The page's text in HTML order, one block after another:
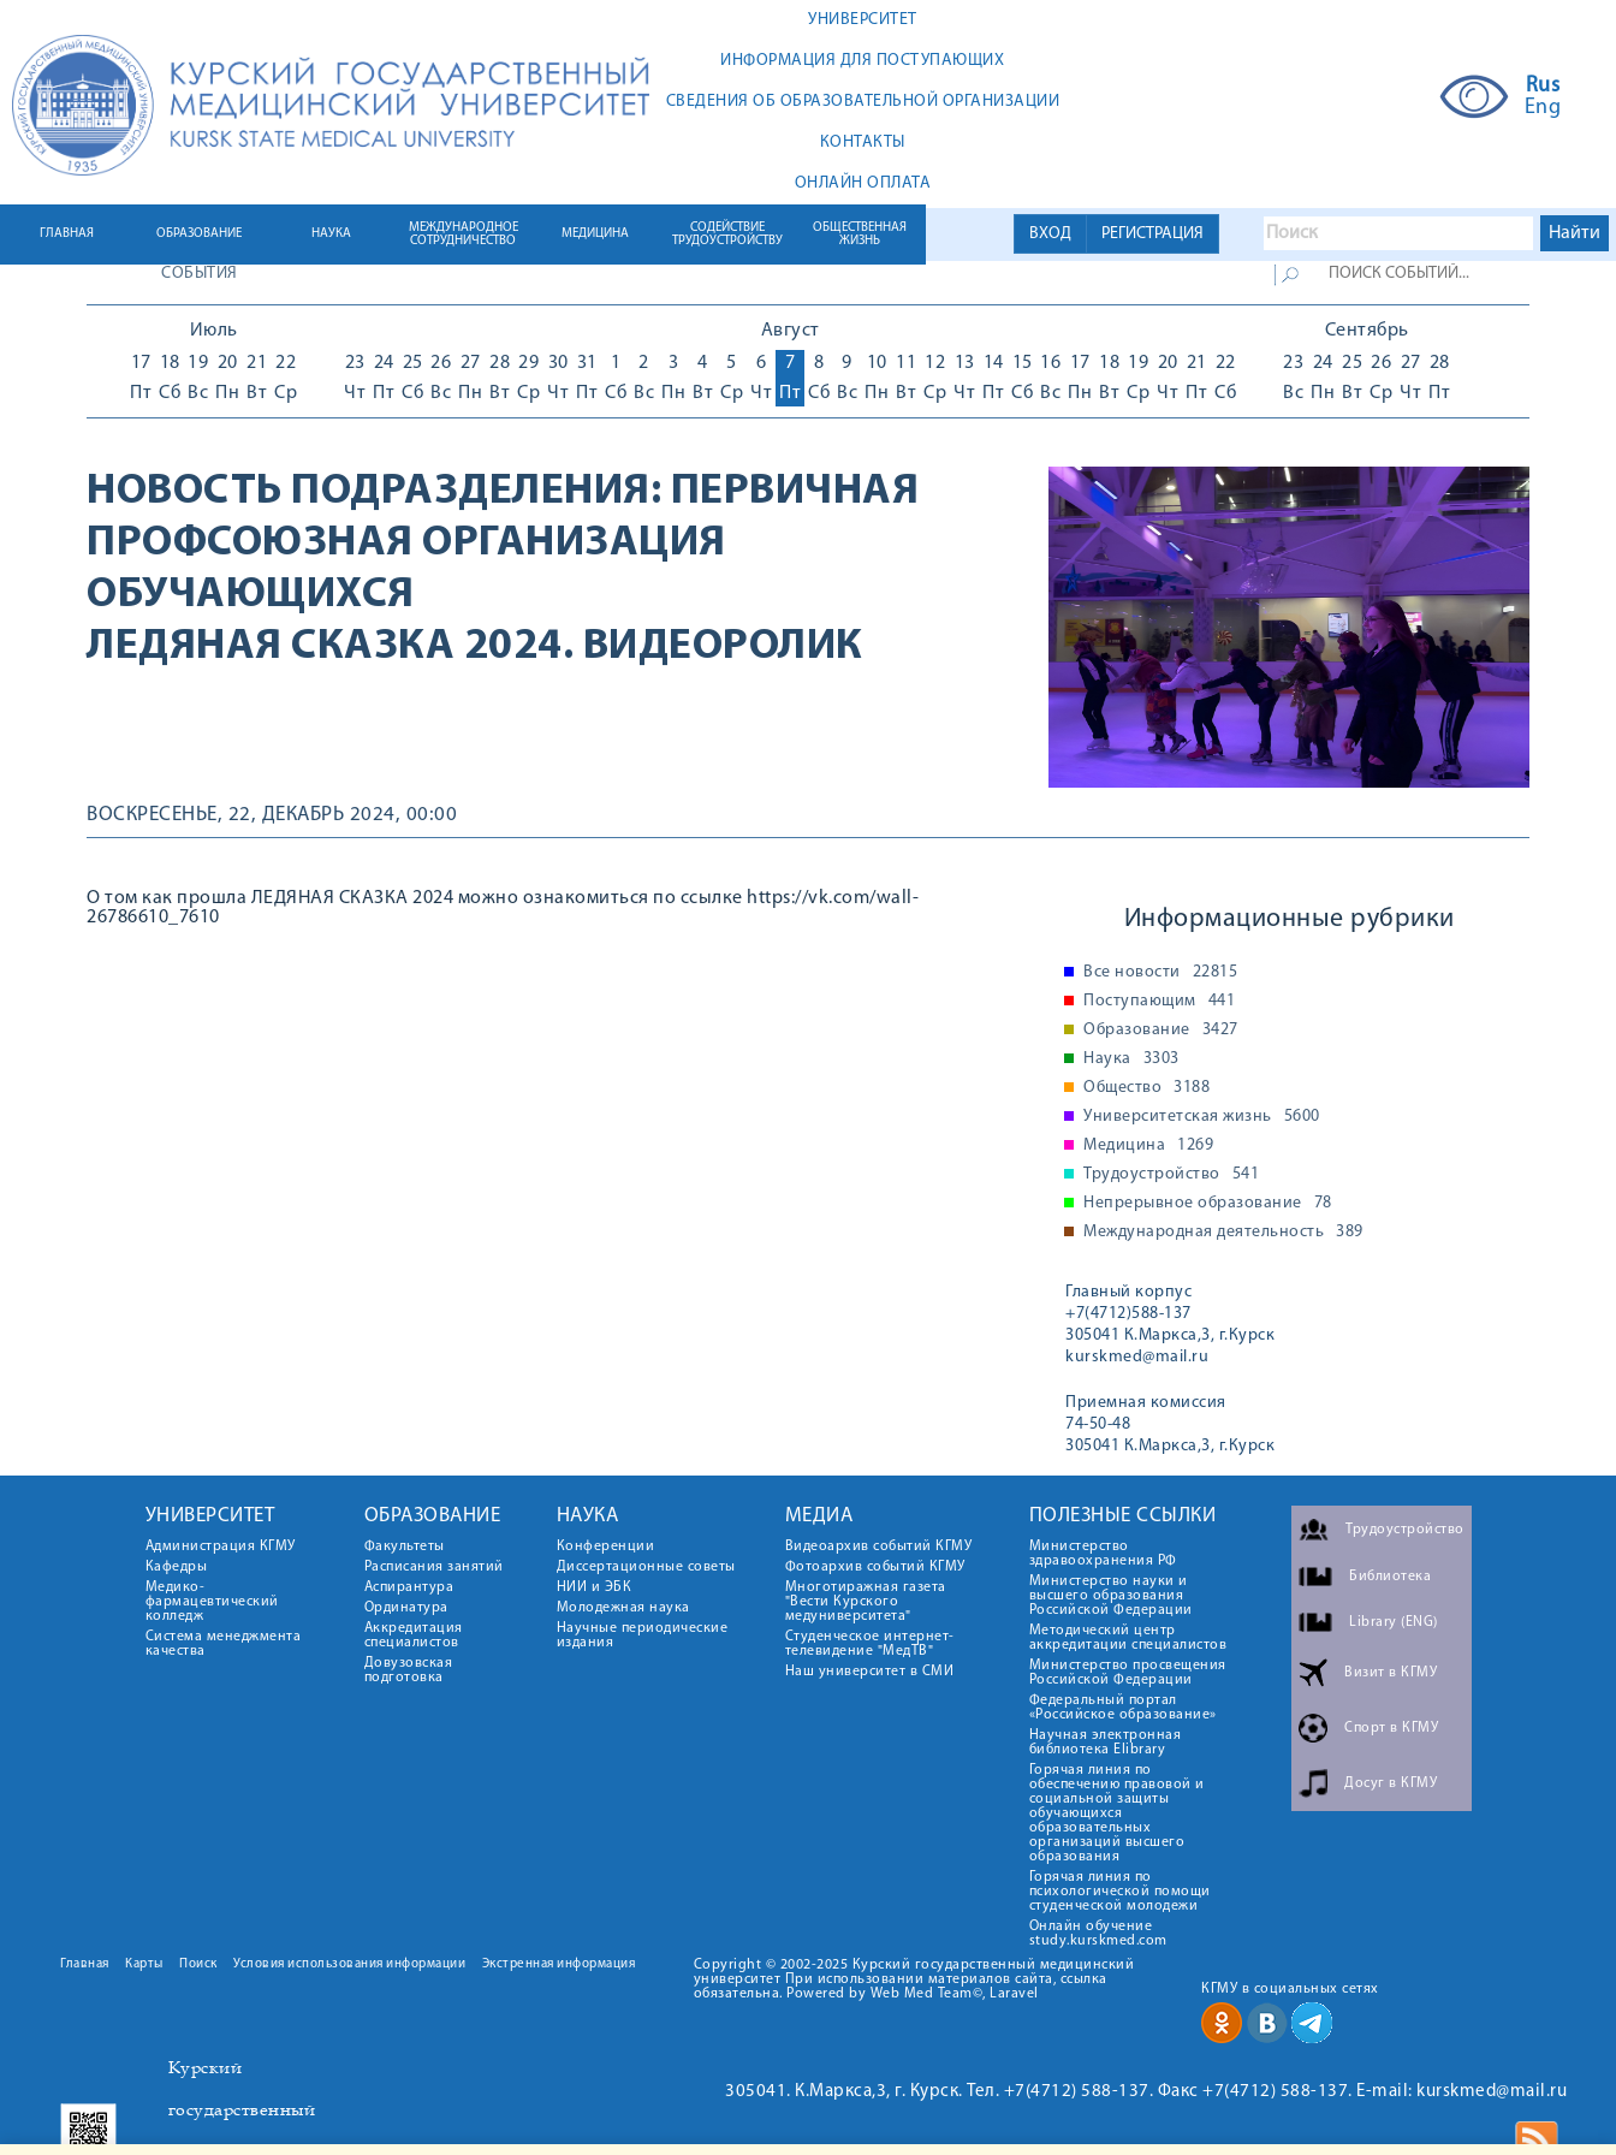
УНИВЕРСИТЕТ
ИНФОРМАЦИЯ ДЛЯ ПОСТУПАЮЩИХ
СВЕДЕНИЯ ОБ ОБРАЗОВАТЕЛЬНОЙ ОРГАНИЗАЦИИ
КОНТАКТЫ
ОНЛАЙН ОПЛАТА
Rus
Eng
ВХОД РЕГИСТРАЦИЯ
ГЛАВНАЯ ОБРАЗОВАНИЕ НАУКА
МЕЖДУНАРОДНОЕ
СОТРУДНИЧЕСТВО
МЕДИЦИНА
СОДЕЙСТВИЕ
ТРУДОУСТРОЙСТВУ
ОБЩЕСТВЕННАЯ
ЖИЗНЬ
СОБЫТИЯ
Июль
17
Пт
18
Сб
19
Вс
20
Пн
21
Вт
22
Ср
Август
23
Чт
24
Пт
25
Сб
26
Вс
27
Пн
28
Вт
29
Ср
30
Чт
31
Пт
1
Сб
2
Вс
3
Пн
4
Вт
5
Ср
6
Чт
7
Пт
8
Сб
9
Вс
10
Пн
11
Вт
12
Ср
13
Чт
14
Пт
15
Сб
16
Вс
17
Пн
18
Вт
19
Ср
20
Чт
21
Пт
22
Сб
Сентябрь
23
Вс
24
Пн
25
Вт
26
Ср
27
Чт
28
Пт
НОВОСТЬ ПОДРАЗДЕЛЕНИЯ: ПЕРВИЧНАЯ
ПРОФСОЮЗНАЯ ОРГАНИЗАЦИЯ
ОБУЧАЮЩИХСЯ
ЛЕДЯНАЯ СКАЗКА 2024. ВИДЕОРОЛИК
ВОСКРЕСЕНЬЕ, 22, ДЕКАБРЬ 2024, 00:00
О том как прошла ЛЕДЯНАЯ СКАЗКА 2024 можно ознакомиться по ссылке https://vk.com/wall-
26786610_7610
Информационные рубрики
Все новости
22815
Поступающим
441
Образование
3427
Наука
3303
Общество
3188
Университетская жизнь
5600
Медицина
1269
Трудоустройство
541
Непрерывное образование
78
Международная деятельность
389
Главный корпус
+7(4712)588-137
305041 К.Маркса,3, г.Курск
kurskmed@mail.ru
Приемная комиссия
74-50-48
305041 К.Маркса,3, г.Курск
УНИВЕРСИТЕТ
Администрация КГМУ
Кафедры
Медико-
фармацевтический
колледж
Система менеджмента
качества
ОБРАЗОВАНИЕ
Факультеты
Расписания занятий
Аспирантура
Ординатура
Аккредитация
специалистов
Довузовская
подготовка
НАУКА
Конференции
Диссертационные советы
НИИ и ЭБК
Молодежная наука
Научные периодические
издания
МЕДИА
Видеоархив событий КГМУ
Фотоархив событий КГМУ
Многотиражная газета
"Вести Курского
медуниверситета"
Студенческое интернет-
телевидение "МедТВ"
Наш университет в СМИ
ПОЛЕЗНЫЕ ССЫЛКИ
Министерство
здравоохранения РФ
Министерство науки и
высшего образования
Российской Федерации
Методический центр
аккредитации специалистов
Министерство просвещения
Российской Федерации
Федеральный портал
«Российское образование»
Научная электронная
библиотека Elibrary
Горячая линия по
обеспечению правовой и
социальной защиты
обучающихся
образовательных
организаций высшего
образования
Горячая линия по
психологической помощи
студенческой молодежи
Онлайн обучение
study.kurskmed.com
Трудоустройство
Библиотека
Library (ENG)
Визит в КГМУ
Спорт в КГМУ
Досуг в КГМУ
Главная Карты Поиск Условия использования информации Экстренная информация
Copyright © 2002-2025 Курский государственный медицинский
университет При использовании материалов сайта, ссылка
обязательна. Powered by Web Med Team©, Laravel
КГМУ в социальных сетях
Курский
государственный
305041. К.Маркса,3, г. Курск. Тел. +7(4712) 588-137. Факс +7(4712) 588-137. E-mail: kurskmed@mail.ru